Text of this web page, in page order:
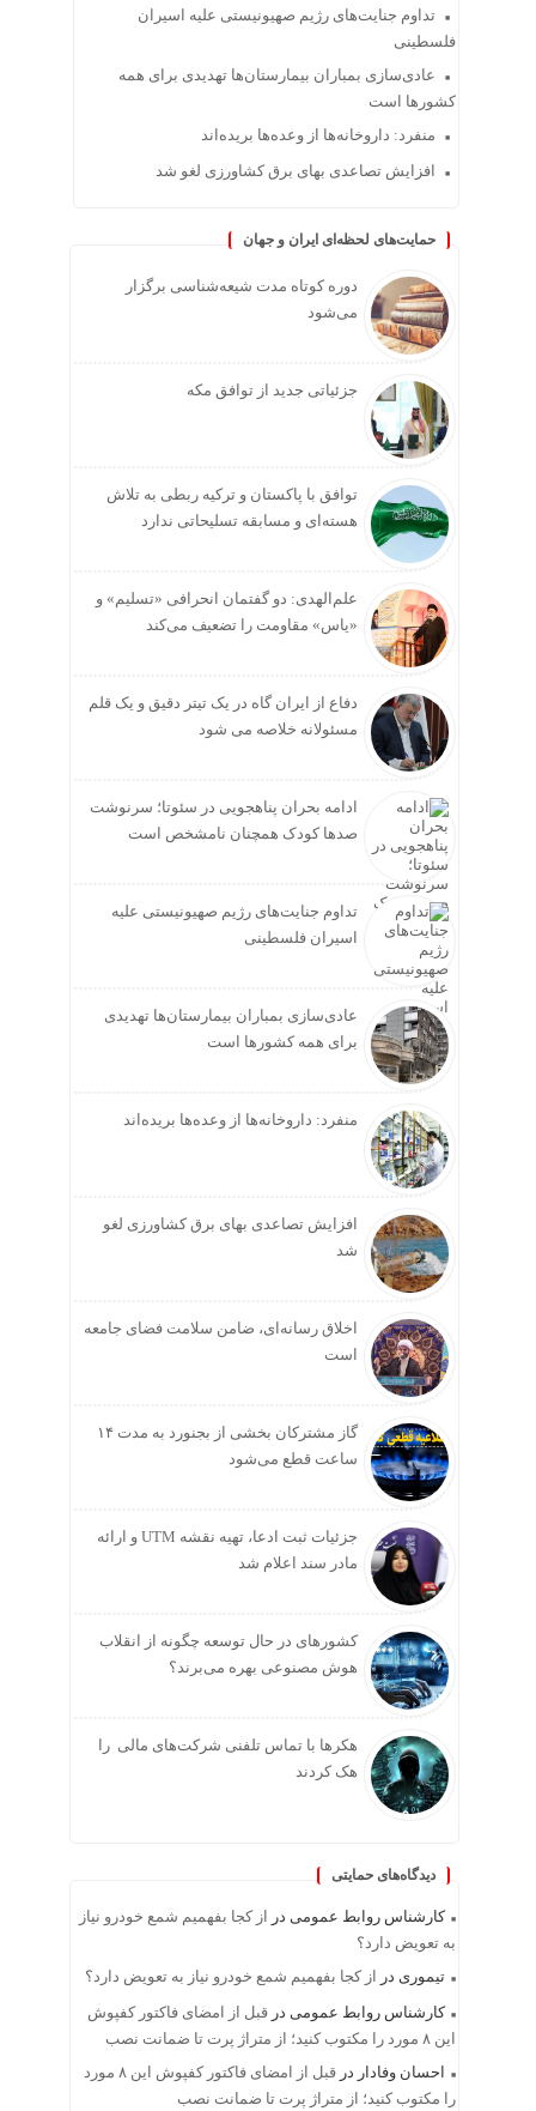
تداوم جنایت‌های رژیم صهیونیستی علیه اسیران
فلسطینی
عادی‌سازی بمباران بیمارستان‌ها تهدیدی برای همه
کشورها است
منفرد: داروخانه‌ها از وعده‌ها بریده‌اند
افزایش تصاعدی بهای برق کشاورزی لغو شد
حمایت‌های لحظه‌ای ایران و جهان
دوره کوتاه مدت شیعه‌شناسی برگزار
می‌شود
جزئیاتی جدید از توافق مکه
توافق با پاکستان و ترکیه ربطی به تلاش
هسته‌ای و مسابقه تسلیحاتی ندارد
علم‌الهدی: دو گفتمان انحرافی «تسلیم» و
«یاس» مقاومت را تضعیف می‌کند
دفاع از ایران گاه در یک تیتر دقیق و یک قلم
مسئولانه خلاصه می شود
ادامه بحران پناهجویی در سئوتا؛ سرنوشت
صدها کودک همچنان نامشخص است
تداوم جنایت‌های رژیم صهیونیستی علیه
اسیران فلسطینی
عادی‌سازی بمباران بیمارستان‌ها تهدیدی
برای همه کشورها است
منفرد: داروخانه‌ها از وعده‌ها بریده‌اند
افزایش تصاعدی بهای برق کشاورزی لغو
شد
اخلاق رسانه‌ای، ضامن سلامت فضای جامعه
است
گاز مشترکان بخشی از بجنورد به مدت ۱۴
ساعت قطع می‌شود
جزئیات ثبت ادعا، تهیه نقشه UTM و ارائه
مادر سند اعلام شد
کشورهای در حال توسعه چگونه از انقلاب
هوش مصنوعی بهره می‌برند؟
هکرها با تماس تلفنی شرکت‌های مالی را
هک کردند
دیدگاه‌های حمایتی
کارشناس روابط عمومی در
از کجا بفهمیم شمع خودرو نیاز
به تعویض دارد؟
تیموری در
از کجا بفهمیم شمع خودرو نیاز به تعویض دارد؟
کارشناس روابط عمومی در قبل از امضای فاکتور کفپوش
این ۸ مورد را مکتوب کنید؛ از متراژ پرت تا ضمانت نصب
احسان وفادار در
قبل از امضای فاکتور کفپوش این ۸ مورد
را مکتوب کنید؛ از متراژ پرت تا ضمانت نصب